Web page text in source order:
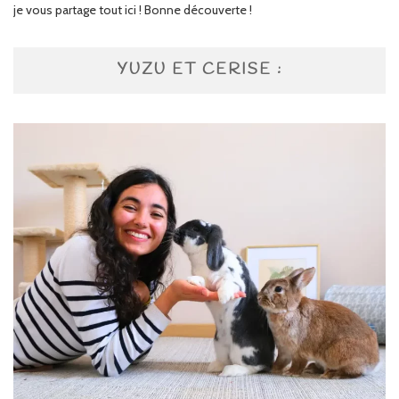
je vous partage tout ici ! Bonne découverte !
YUZU ET CERISE :